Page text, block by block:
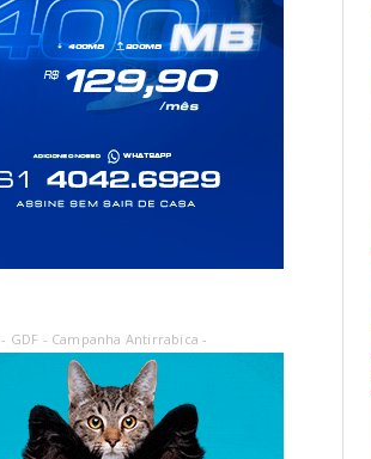
- GDF - Campanha Antirrabica -